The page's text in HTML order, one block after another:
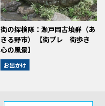
街の探検隊：瀬戸岡古墳群（あ
きる野市） 【街プレ 街歩き
心の風景】
お出かけ